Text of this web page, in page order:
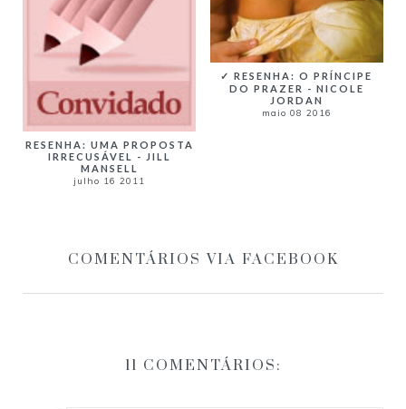
RESENHA: UMA PROPOSTA
IRRECUSÁVEL - JILL
MANSELL
julho 16 2011
✓ RESENHA: O PRÍNCIPE
DO PRAZER - NICOLE
JORDAN
maio 08 2016
COMENTÁRIOS VIA FACEBOOK
11 COMENTÁRIOS: